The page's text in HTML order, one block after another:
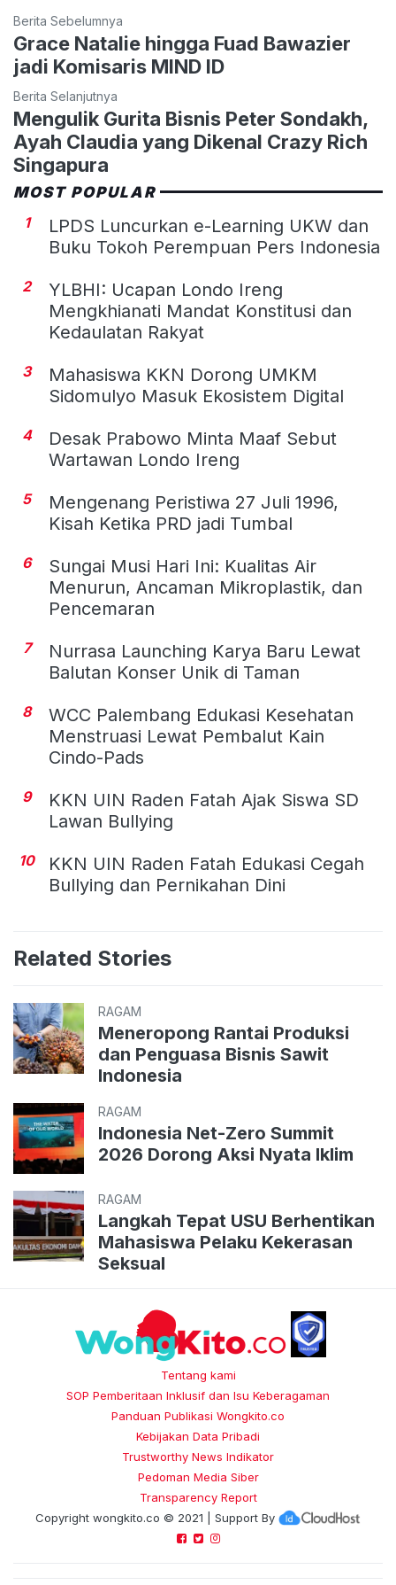
Berita Sebelumnya
Grace Natalie hingga Fuad Bawazier
jadi Komisaris MIND ID
Berita Selanjutnya
Mengulik Gurita Bisnis Peter Sondakh,
Ayah Claudia yang Dikenal Crazy Rich
Singapura
MOST POPULAR
1
LPDS Luncurkan e-Learning UKW dan
Buku Tokoh Perempuan Pers Indonesia
2
YLBHI: Ucapan Londo Ireng
Mengkhianati Mandat Konstitusi dan
Kedaulatan Rakyat
3
Mahasiswa KKN Dorong UMKM
Sidomulyo Masuk Ekosistem Digital
4
Desak Prabowo Minta Maaf Sebut
Wartawan Londo Ireng
5
Mengenang Peristiwa 27 Juli 1996,
Kisah Ketika PRD jadi Tumbal
6
Sungai Musi Hari Ini: Kualitas Air
Menurun, Ancaman Mikroplastik, dan
Pencemaran
7
Nurrasa Launching Karya Baru Lewat
Balutan Konser Unik di Taman
8
WCC Palembang Edukasi Kesehatan
Menstruasi Lewat Pembalut Kain
Cindo-Pads
9
KKN UIN Raden Fatah Ajak Siswa SD
Lawan Bullying
10
KKN UIN Raden Fatah Edukasi Cegah
Bullying dan Pernikahan Dini
Related Stories
RAGAM
Meneropong Rantai Produksi
dan Penguasa Bisnis Sawit
Indonesia
RAGAM
Indonesia Net-Zero Summit
2026 Dorong Aksi Nyata Iklim
RAGAM
Langkah Tepat USU Berhentikan
Mahasiswa Pelaku Kekerasan
Seksual
Tentang kami
SOP Pemberitaan Inklusif dan Isu Keberagaman
Panduan Publikasi Wongkito.co
Kebijakan Data Pribadi
Trustworthy News Indikator
Pedoman Media Siber
Transparency Report
Copyright wongkito.co © 2021 | Support By